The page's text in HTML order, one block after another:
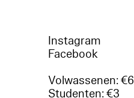
Instagram
Facebook
Volwassenen: €6
Studenten: €3